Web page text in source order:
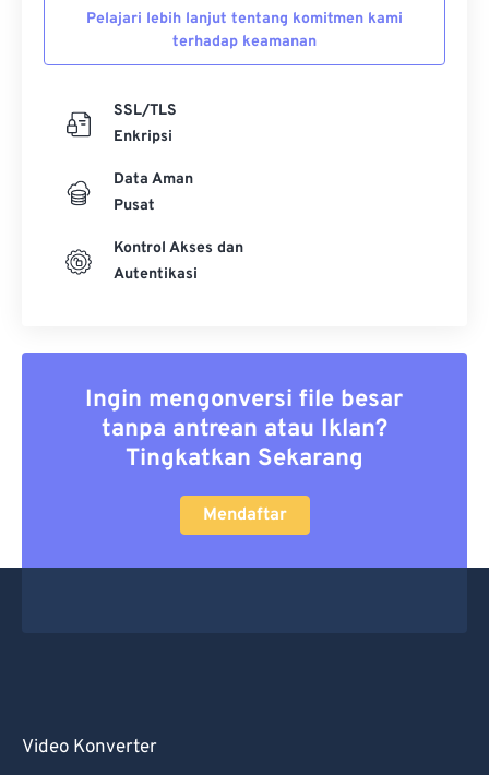
Pelajari lebih lanjut tentang komitmen kami
terhadap keamanan
SSL/TLS
Enkripsi
Data Aman
Pusat
Kontrol Akses dan
Autentikasi
Ingin mengonversi file besar
tanpa antrean atau Iklan?
Tingkatkan Sekarang
Mendaftar
Video Konverter